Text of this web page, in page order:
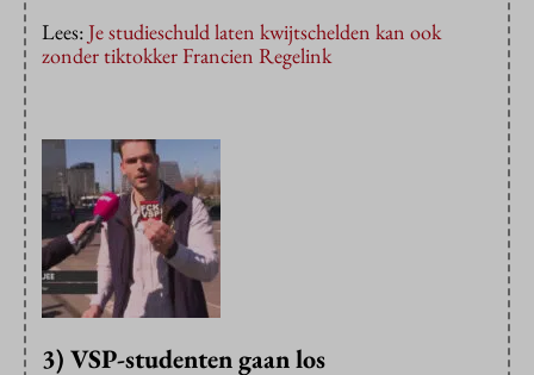
Lees:Je studieschuld laten kwijtschelden kan ook
zonder tiktokker Francien Regelink
3) VSP-studenten gaan los